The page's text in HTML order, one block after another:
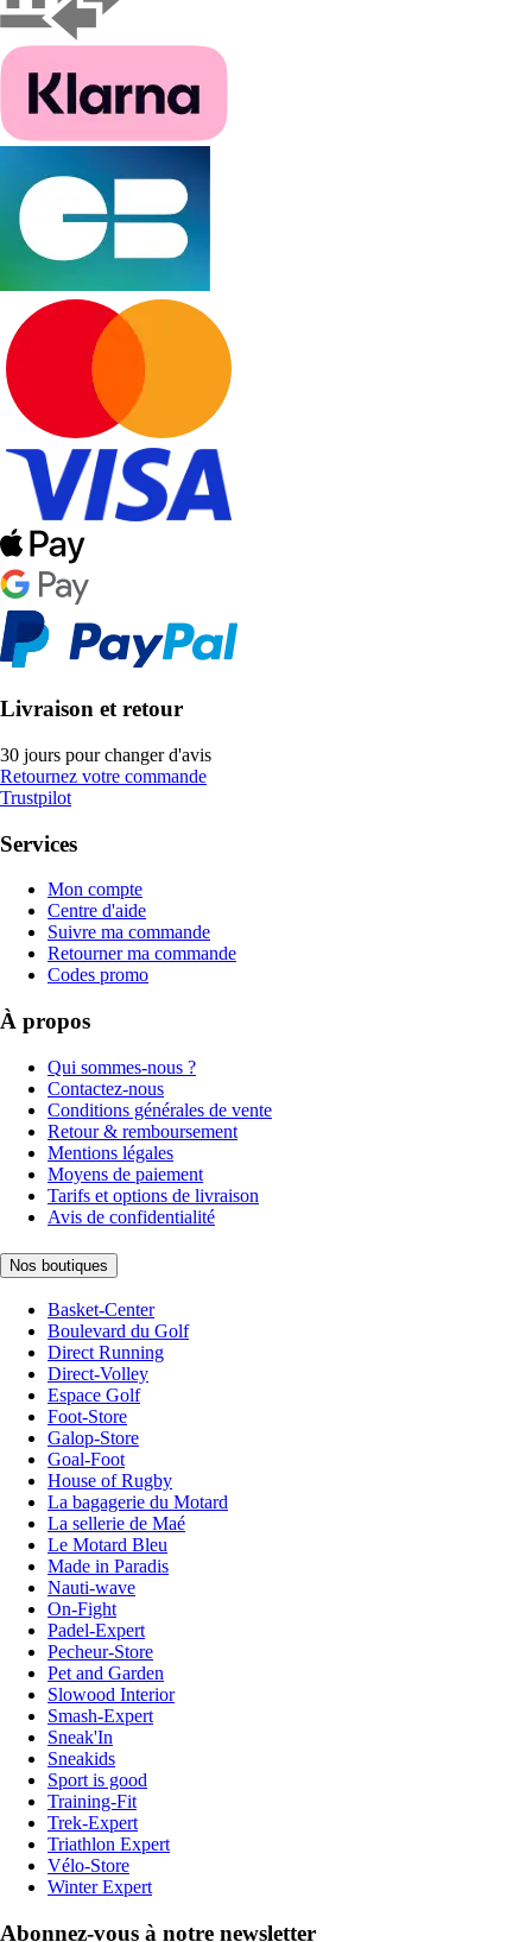
Livraison et retour
30 jours pour changer d'avis
Retournez votre commande
Trustpilot
Services
Mon compte
Centre d'aide
Suivre ma commande
Retourner ma commande
Codes promo
À propos
Qui sommes-nous ?
Contactez-nous
Conditions générales de vente
Retour & remboursement
Mentions légales
Moyens de paiement
Tarifs et options de livraison
Avis de confidentialité
Nos boutiques
Basket-Center
Boulevard du Golf
Direct Running
Direct-Volley
Espace Golf
Foot-Store
Galop-Store
Goal-Foot
House of Rugby
La bagagerie du Motard
La sellerie de Maé
Le Motard Bleu
Made in Paradis
Nauti-wave
On-Fight
Padel-Expert
Pecheur-Store
Pet and Garden
Slowood Interior
Smash-Expert
Sneak'In
Sneakids
Sport is good
Training-Fit
Trek-Expert
Triathlon Expert
Vélo-Store
Winter Expert
Abonnez-vous à notre newsletter